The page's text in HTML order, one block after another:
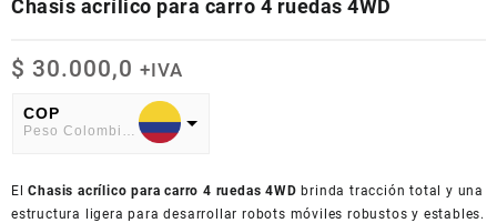
Chasis acrílico para carro 4 ruedas 4WD
$ 30.000,0 +IVA
COP
American Dollar
ElChasis acrílico para carro 4 ruedas 4WD brinda tracción total y una
estructura ligera para desarrollar robots móviles robustos y estables.